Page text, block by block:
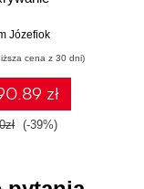
120
Józefiok
cena z 30 dni)
zł
(-39%)